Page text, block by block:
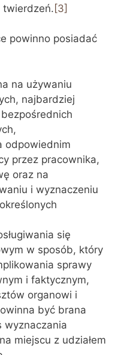
twierdzeń. [3]
powinno posiadać
na używaniu
najbardziej
odpowiednim
przez pracownika,
oraz na
i wyznaczeniu
się
w sposób, który
sprawy
i faktycznym,
organowi i
być brana
wyznaczania
miejscu z udziałem